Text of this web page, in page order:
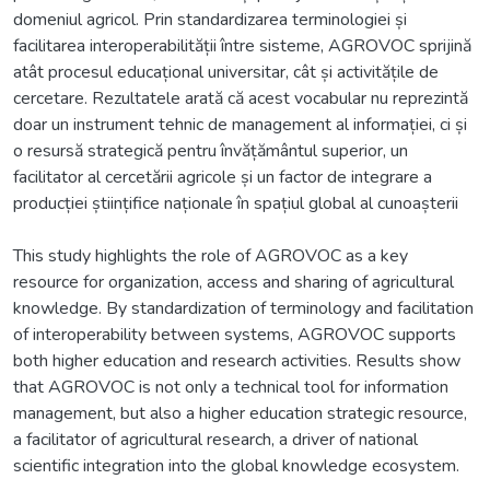
domeniul agricol. Prin standardizarea terminologiei și
facilitarea interoperabilității între sisteme, AGROVOC sprijină
atât procesul educațional universitar, cât și activitățile de
cercetare. Rezultatele arată că acest vocabular nu reprezintă
doar un instrument tehnic de management al informației, ci și
o resursă strategică pentru învățământul superior, un
facilitator al cercetării agricole și un factor de integrare a
producției științifice naționale în spațiul global al cunoașterii
This study highlights the role of AGROVOC as a key
resource for organization, access and sharing of agricultural
knowledge. By standardization of terminology and facilitation
of interoperability between systems, AGROVOC supports
both higher education and research activities. Results show
that AGROVOC is not only a technical tool for information
management, but also a higher education strategic resource,
a facilitator of agricultural research, a driver of national
scientific integration into the global knowledge ecosystem.